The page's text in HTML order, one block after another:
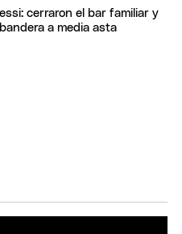
cerraron el bar familiar y
a media asta